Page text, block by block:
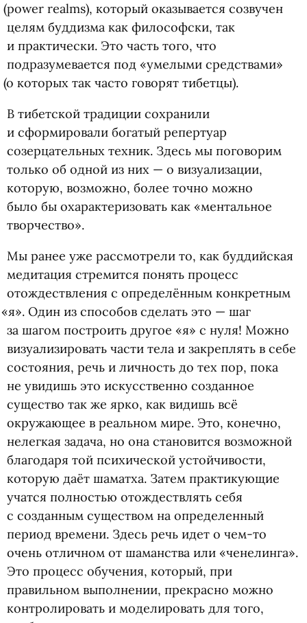
(power realms), который оказывается созвучен
целям буддизма как философски, так
и практически. Это часть того, что
подразумевается под «умелыми средствами»
(о которых так часто говорят тибетцы).
В тибетской традиции сохранили
и сформировали богатый репертуар
созерцательных техник. Здесь мы поговорим
только об одной из них — о визуализации,
которую, возможно, более точно можно
было бы охарактеризовать как «ментальное
творчество».
Мы ранее уже рассмотрели то, как буддийская
медитация стремится понять процесс
отождествления с определённым конкретным
«я». Один из способов сделать это — шаг
за шагом построить другое «я» с нуля! Можно
визуализировать части тела и закреплять в себе
состояния, речь и личность до тех пор, пока
не увидишь это искусственно созданное
существо так же ярко, как видишь всё
окружающее в реальном мире. Это, конечно,
нелегкая задача, но она становится возможной
благодаря той психической устойчивости,
которую даёт шаматха. Затем практикующие
учатся полностью отождествлять себя
с созданным существом на определенный
период времени. Здесь речь идет о чем-то
очень отличном от шаманства или «ченелинга».
Это процесс обучения, который, при
правильном выполнении, прекрасно можно
контролировать и моделировать для того,